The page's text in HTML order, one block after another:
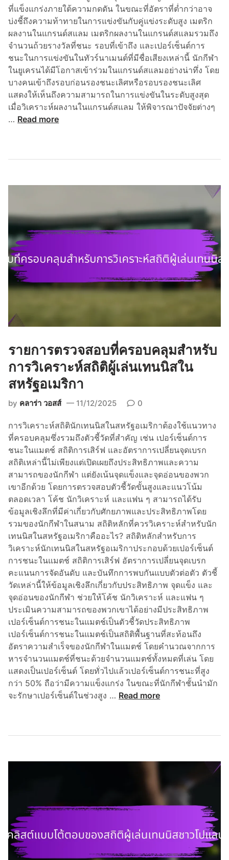
ที่แข็งแกร่งภายใต้ความกดดัน ในขณะที่อัตราที่ต่ำกว่าอาจ
บ่งชี้ถึงความท้าทายในการแข่งขันกับคู่แข่งระดับสูง เมตริก
ผลงานในแกรนด์สแลม เมตริกผลงานในแกรนด์สแลมรวมถึง
จำนวนถ้วยรางวัลที่ชนะ รอบที่เข้าถึง และเปอร์เซ็นต์การ
ชนะในการแข่งขันในทัวร์นาเมนต์ที่มีชื่อเสียงเหล่านี้ นักกีฬา
ในยูเครนได้มีโอกาสเข้าร่วมในแกรนด์สแลมอย่างน่าทึ่ง โดย
บางคนเข้าถึงรอบก่อนรองชนะเลิศหรือรอบรองชนะเลิศ
แสดงให้เห็นถึงความสามารถในการแข่งขันในระดับสูงสุด
เมื่อวิเคราะห์ผลงานในแกรนด์สแลม ให้พิจารณาปัจจัยต่างๆ
… ร
ว
ส
อ
บ
ที่
ค
อ
บ
ลุ
ม
อ
ง
ถิ
ติ
ผู้
เ
ล่
น
เ
ท
น
นิ
ส
ช
า
ว
ยู
เ
ค
ร
น
Read more
รายการตรวจสอบที่ครอบคลุมสำหรับ
การวิเคราะห์สถิติผู้เล่นเทนนิสใน
สหรัฐอเมริกา
by คลาร่า วอสส์ 11/12/2025 0
การวิเคราะห์สถิตินักเทนนิสในสหรัฐอเมริกาต้องใช้แนวทาง
ที่ครอบคลุมซึ่งรวมถึงตัวชี้วัดที่สำคัญ เช่น เปอร์เซ็นต์การ
ชนะในแมตช์ สถิติการเสิร์ฟ และอัตราการเปลี่ยนจุดเบรก
สถิติเหล่านี้ไม่เพียงแต่เปิดเผยถึงประสิทธิภาพและความ
สามารถของนักกีฬา แต่ยังเน้นจุดแข็งและจุดอ่อนของพวก
เขาอีกด้วย โดยการตรวจสอบตัวชี้วัดขั้นสูงและแนวโน้ม
ตลอดเวลา โค้ช นักวิเคราะห์ และแฟน ๆ สามารถได้รับ
ข้อมูลเชิงลึกที่มีค่าเกี่ยวกับศักยภาพและประสิทธิภาพโดย
รวมของนักกีฬาในสนาม สถิติหลักที่ควรวิเคราะห์สำหรับนัก
เทนนิสในสหรัฐอเมริกาคืออะไร? สถิติหลักสำหรับการ
วิเคราะห์นักเทนนิสในสหรัฐอเมริกาประกอบด้วยเปอร์เซ็นต์
การชนะในแมตช์ สถิติการเสิร์ฟ อัตราการเปลี่ยนจุดเบรก
คะแนนการจัดอันดับ และบันทึกการพบกันแบบตัวต่อตัว ตัวชี้
วัดเหล่านี้ให้ข้อมูลเชิงลึกเกี่ยวกับประสิทธิภาพ จุดแข็ง และ
จุดอ่อนของนักกีฬา ช่วยให้โค้ช นักวิเคราะห์ และแฟน ๆ
ประเมินความสามารถของพวกเขาได้อย่างมีประสิทธิภาพ
เปอร์เซ็นต์การชนะในแมตช์เป็นตัวชี้วัดประสิทธิภาพ
เปอร์เซ็นต์การชนะในแมตช์เป็นสถิติพื้นฐานที่สะท้อนถึง
อัตราความสำเร็จของนักกีฬาในแมตช์ โดยคำนวณจากการ
หารจำนวนแมตช์ที่ชนะด้วยจำนวนแมตช์ทั้งหมดที่เล่น โดย
แสดงเป็นเปอร์เซ็นต์ โดยทั่วไปแล้วเปอร์เซ็นต์การชนะที่สูง
กว่า 50% ถือว่ามีความแข็งแกร่ง ในขณะที่นักกีฬาชั้นนำมัก
จะรักษาเปอร์เซ็นต์ในช่วงสูง … ร
จ
อ
บ
ที่
Read more